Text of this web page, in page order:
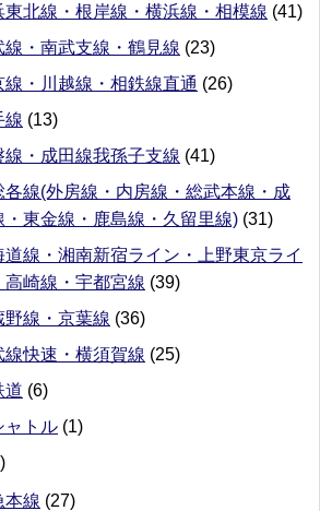
東北線・根岸線・横浜線・相模線 (41)
線・南武支線・鶴見線 (23)
線・川越線・相鉄線直通 (26)
線 (13)
線・成田線我孫子支線 (41)
各線(外房線・内房線・総武本線・成
・東金線・鹿島線・久留里線) (31)
道線・湘南新宿ライン・上野東京ライ
高崎線・宇都宮線 (39)
野線・京葉線 (36)
線快速・横須賀線 (25)
道 (6)
ャトル (1)
本線 (27)